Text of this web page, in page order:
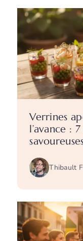
Verrines
l’avance :
Thibault